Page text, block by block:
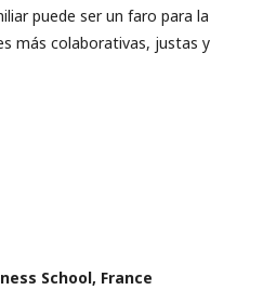
puede ser un faro para la
más colaborativas, justas y
School, France